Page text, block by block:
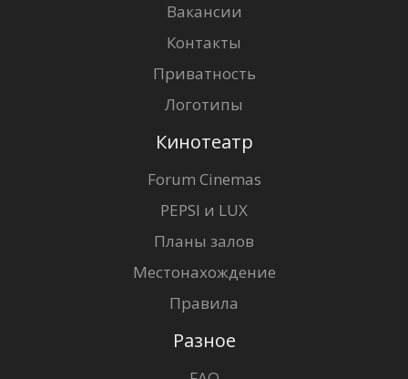
Вакансии
Контакты
Приватность
Логотипы
Кинотеатр
Forum Cinemas
PEPSI и LUX
Планы залов
Местонахождение
Правила
Разное